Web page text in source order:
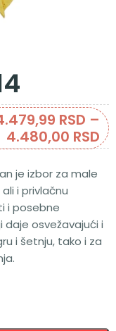
RSD –
4.480,00 RSD
je izbor za male
i privlačnu
i posebne
daje osvežavajući i
i šetnju, tako i za